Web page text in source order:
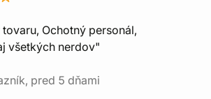
Ochotný personál,
všetkých nerdov"
pred 5 dňami